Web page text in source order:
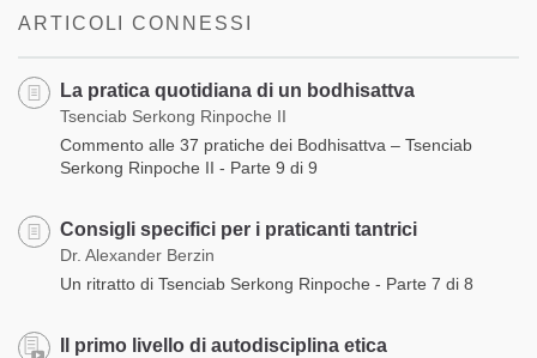
ARTICOLI CONNESSI
La pratica quotidiana di un bodhisattva
Tsenciab Serkong Rinpoche II
Commento alle 37 pratiche dei Bodhisattva – Tsenciab
Serkong Rinpoche II - Parte 9 di 9
Consigli specifici per i praticanti tantrici
Dr. Alexander Berzin
Un ritratto di Tsenciab Serkong Rinpoche - Parte 7 di 8
Il primo livello di autodisciplina etica